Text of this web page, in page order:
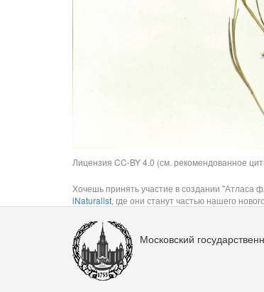
Лицензия CC-BY 4.0 (см. рекомендованное
Хочешь принять участие в создании "Атласа
iNaturalist, где они станут частью нашего
Московский